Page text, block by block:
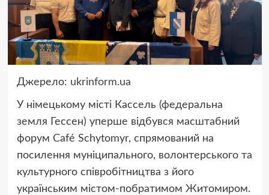
Джерело: ukrinform.ua
У німецькому місті Кассель (федеральна
земля Гессен) уперше відбувся масштабний
форум Café Schytomyr, спрямований на
посилення муніципального, волонтерського та
культурного співробітництва з його
українським містом-побратимом Житомиром.